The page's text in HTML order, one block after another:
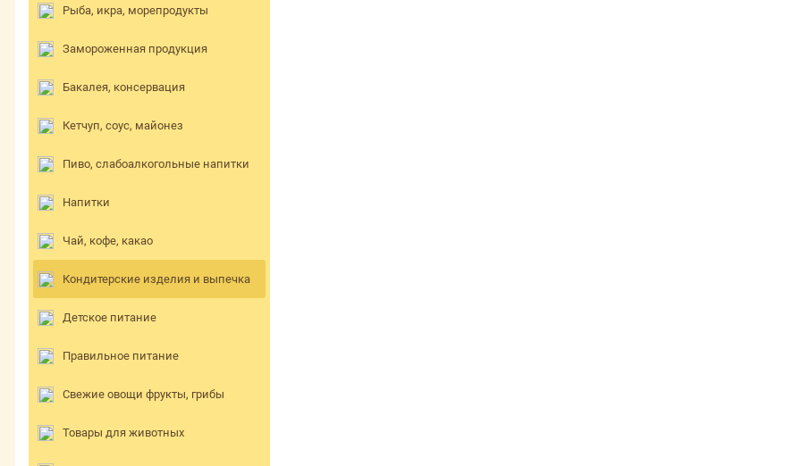
Рыба, икра, морепродукты
Замороженная продукция
Бакалея, консервация
Кетчуп, соус, майонез
Пиво, слабоалкогольные напитки
Напитки
Чай, кофе, какао
Кондитерские изделия и выпечка
Детское питание
Правильное питание
Свежие овощи фрукты, грибы
Товары для животных